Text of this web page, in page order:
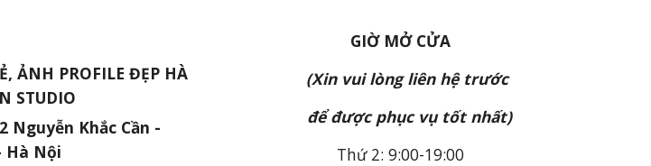
ẢNH PROFILE ĐẸP HÀ
STUDIO
Nguyễn Khắc Cần -
Hà Nội
GIỜ MỞ CỬA
(Xin vui lòng liên hệ trước
để được phục vụ tốt nhất)
Thứ 2:9:00-19:00